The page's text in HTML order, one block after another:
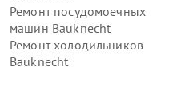
Ремонт посудомоечных
машин Bauknecht
Ремонт холодильников
Bauknecht